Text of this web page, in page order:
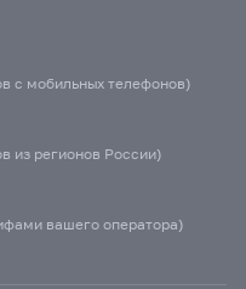
с мобильных телефонов)
из регионов России)
вашего оператора)